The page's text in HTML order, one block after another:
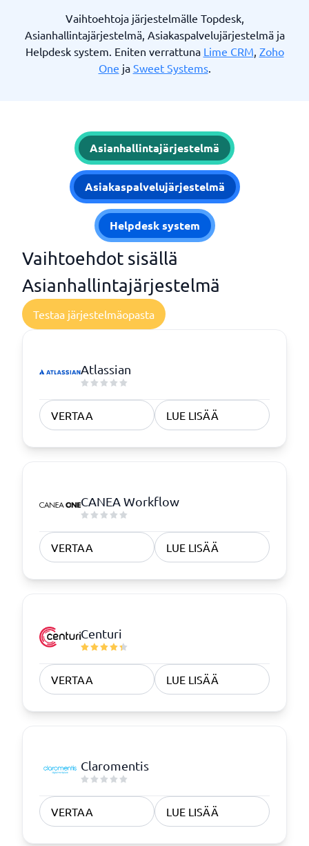
Vaihtoehtoja järjestelmälle Topdesk,
Asianhallintajärjestelmä, Asiakaspalvelujärjestelmä ja
Helpdesk system. Eniten verrattuna Lime CRM, Zoho
One ja Sweet Systems.
Asianhallintajärjestelmä
Asiakaspalvelujärjestelmä
Helpdesk system
Vaihtoehdot sisällä
Asianhallintajärjestelmä
Testaa järjestelmäopasta
Atlassian
VERTAA LUE LISÄÄ
CANEA Workflow
VERTAA LUE LISÄÄ
Centuri
VERTAA LUE LISÄÄ
Claromentis
VERTAA LUE LISÄÄ